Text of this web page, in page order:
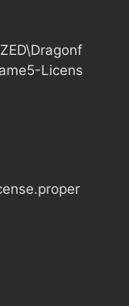
Licens